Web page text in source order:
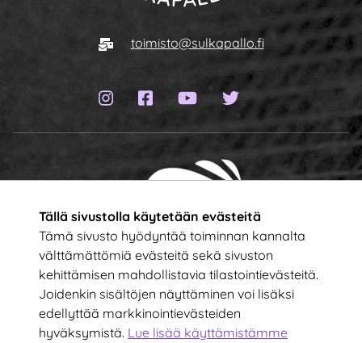
Tällä sivustolla käytetään evästeitä
Tämä sivusto hyödyntää toiminnan kannalta
välttämättömiä evästeitä sekä sivuston
kehittämisen mahdollistavia tilastointievästeitä.
Joidenkin sisältöjen näyttäminen voi lisäksi
edellyttää markkinointievästeiden
hyväksymistä. Lue lisää käyttämistämme
Sähköposti
toimisto@sulkapallo.fi
Instagram-sivu
Facebook-sivu
YouTube-kanava
Twitter-sivu
Tilaa uutiskirje!